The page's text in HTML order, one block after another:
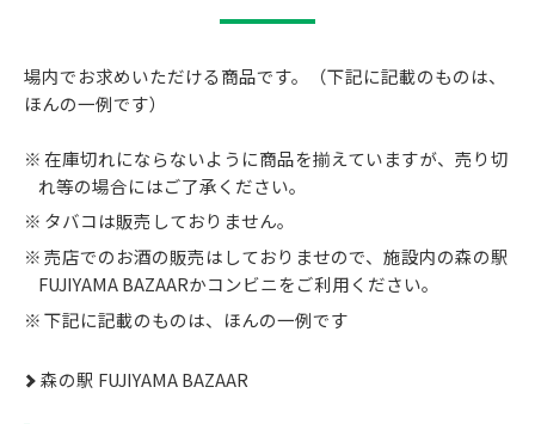
場内でお求めいただける商品です。（下記に記載のものは、
ほんの一例です）
在庫切れにならないように商品を揃えていますが、売り切
れ等の場合にはご了承ください。
タバコは販売しておりません。
売店でのお酒の販売はしておりませので、施設内の森の駅
FUJIYAMA BAZAARかコンビニをご利用ください。
下記に記載のものは、ほんの一例です
森の駅 FUJIYAMA BAZAAR